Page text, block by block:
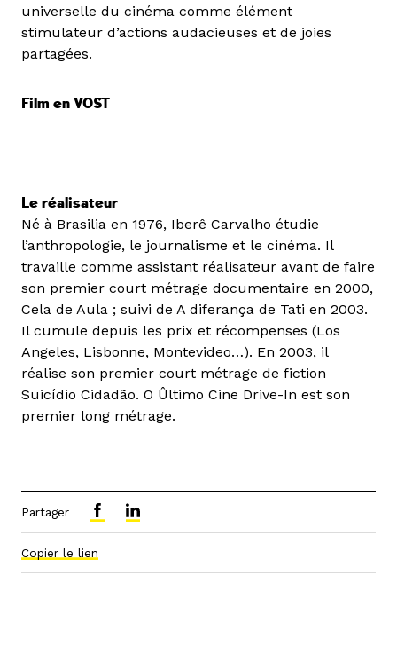
universelle du cinéma comme élément
stimulateur d’actions audacieuses et de joies
partagées.
Film en VOST
Le réalisateur
Né à Brasilia en 1976, Iberê Carvalho étudie
l’anthropologie, le journalisme et le cinéma. Il
travaille comme assistant réalisateur avant de faire
son premier court métrage documentaire en 2000,
Cela de Aula ; suivi de A diferança de Tati en 2003.
Il cumule depuis les prix et récompenses (Los
Angeles, Lisbonne, Montevideo…). En 2003, il
réalise son premier court métrage de fiction
Suicídio Cidadão. O Ûltimo Cine Drive-In est son
premier long métrage.
Partager
Copier le lien